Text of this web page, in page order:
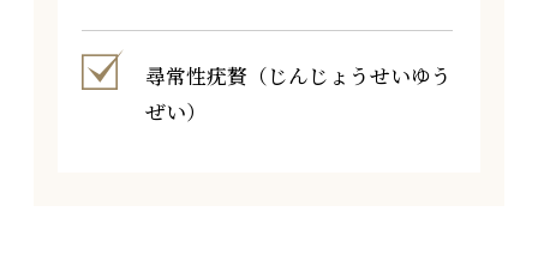
尋常性疣贅（じんじょうせいゆう
ぜい）